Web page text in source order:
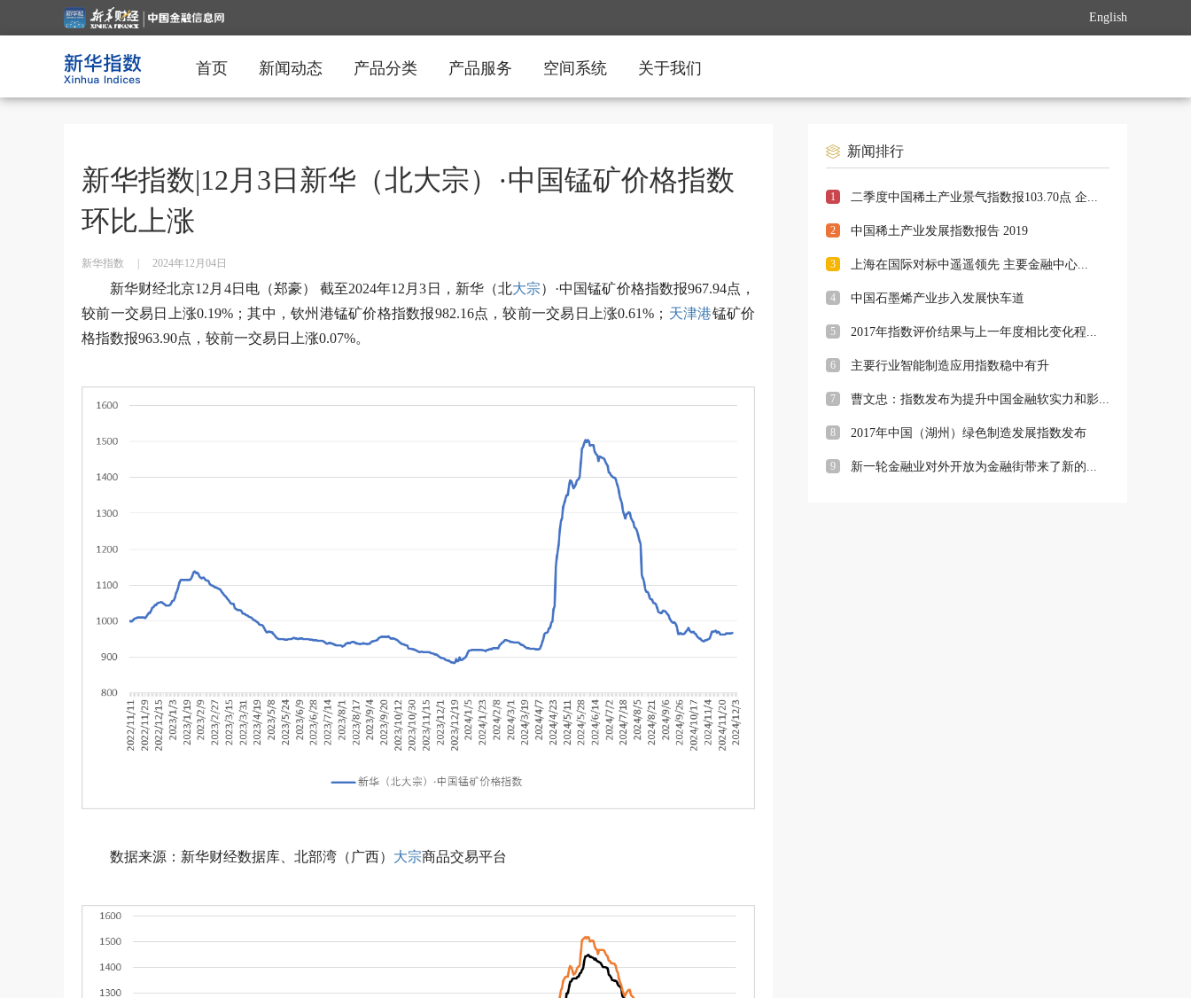
English
首页 新闻动态 产品分类 产品服务 空间系统 关于我们
新华指数|12月3日新华（北大宗）·中国锰矿价格指数
环比上涨
新华指数 2024年12月04日
新华财经北京12月4日电（郑豪） 截至2024年12月3日，新华（北大宗）·中国锰矿价格指数报967.94点，
较前一交易日上涨0.19%；其中，钦州港锰矿价格指数报982.16点，较前一交易日上涨0.61%； 天津港锰矿价
格指数报963.90点，较前一交易日上涨0.07%。
数据来源：新华财经数据库、北部湾（广西） 大宗商品交易平台
新闻排行
1 二季度中国稀土产业景气指数报103.70点 企...
2 中国稀土产业发展指数报告 2019
3 上海在国际对标中遥遥领先 主要金融中心...
4 中国石墨烯产业步入发展快车道
5 2017年指数评价结果与上一年度相比变化程...
6 主要行业智能制造应用指数稳中有升
7 曹文忠：指数发布为提升中国金融软实力和影...
8 2017年中国（湖州）绿色制造发展指数发布
9 新一轮金融业对外开放为金融街带来了新的...